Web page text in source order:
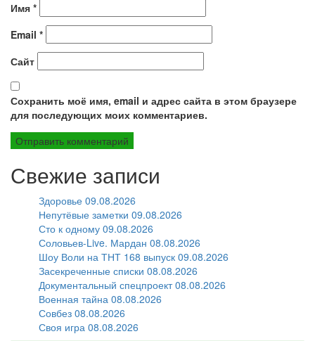
Имя *
Email *
Сайт
Сохранить моё имя, email и адрес сайта в этом браузере
для последующих моих комментариев.
Свежие записи
Здоровье 09.08.2026
Непутёвые заметки 09.08.2026
Сто к одному 09.08.2026
Соловьев-Live. Мардан 08.08.2026
Шоу Воли на ТНТ 168 выпуск 09.08.2026
Засекреченные списки 08.08.2026
Документальный спецпроект 08.08.2026
Военная тайна 08.08.2026
Совбез 08.08.2026
Своя игра 08.08.2026